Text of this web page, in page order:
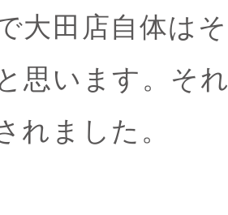
大田店自体は
思います。そ
れました。